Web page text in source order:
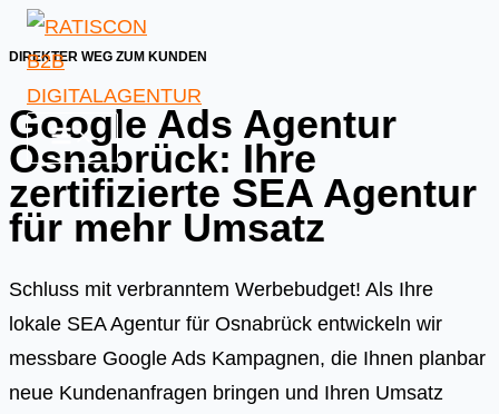
Skip
to
content
DIREKTER WEG ZUM KUNDEN
Google Ads Agentur
Osnabrück: Ihre
zertifizierte SEA Agentur
für mehr Umsatz
Schluss mit verbranntem Werbebudget! Als Ihre
lokale SEA Agentur für Osnabrück entwickeln wir
messbare Google Ads Kampagnen, die Ihnen planbar
neue Kundenanfragen bringen und Ihren Umsatz